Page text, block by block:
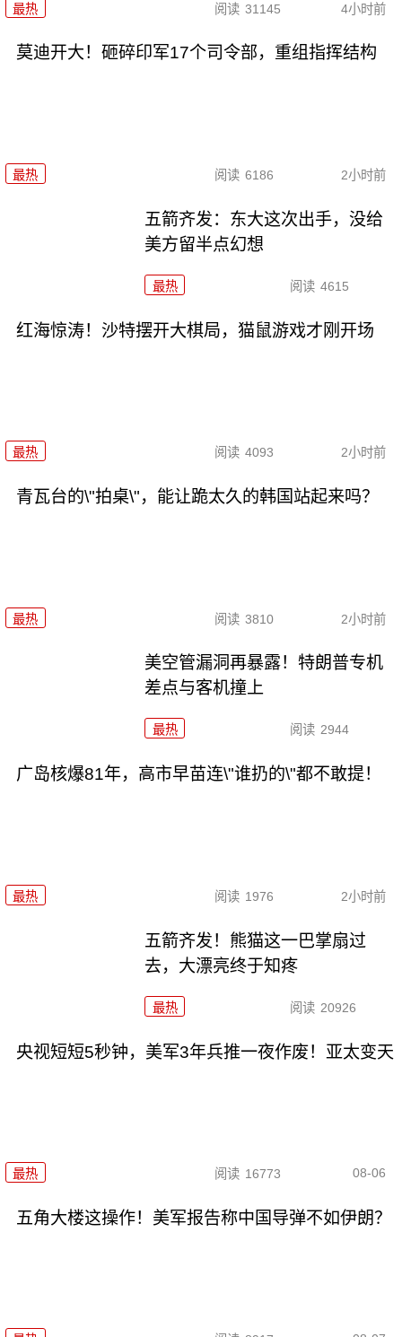
最热 阅读 31145 4小时前
莫迪开大！砸碎印军17个司令部，重组指挥结构
最热 阅读 6186 2小时前
五箭齐发：东大这次出手，没给
美方留半点幻想
最热 阅读 4615
红海惊涛！沙特摆开大棋局，猫鼠游戏才刚开场
最热 阅读 4093 2小时前
青瓦台的\"拍桌\"，能让跪太久的韩国站起来吗？
最热 阅读 3810 2小时前
美空管漏洞再暴露！特朗普专机
差点与客机撞上
最热 阅读 2944
广岛核爆81年，高市早苗连\"谁扔的\"都不敢提！
最热 阅读 1976 2小时前
五箭齐发！熊猫这一巴掌扇过
去，大漂亮终于知疼
最热 阅读 20926
央视短短5秒钟，美军3年兵推一夜作废！亚太变天
最热 阅读 16773 08-06
五角大楼这操作！美军报告称中国导弹不如伊朗？